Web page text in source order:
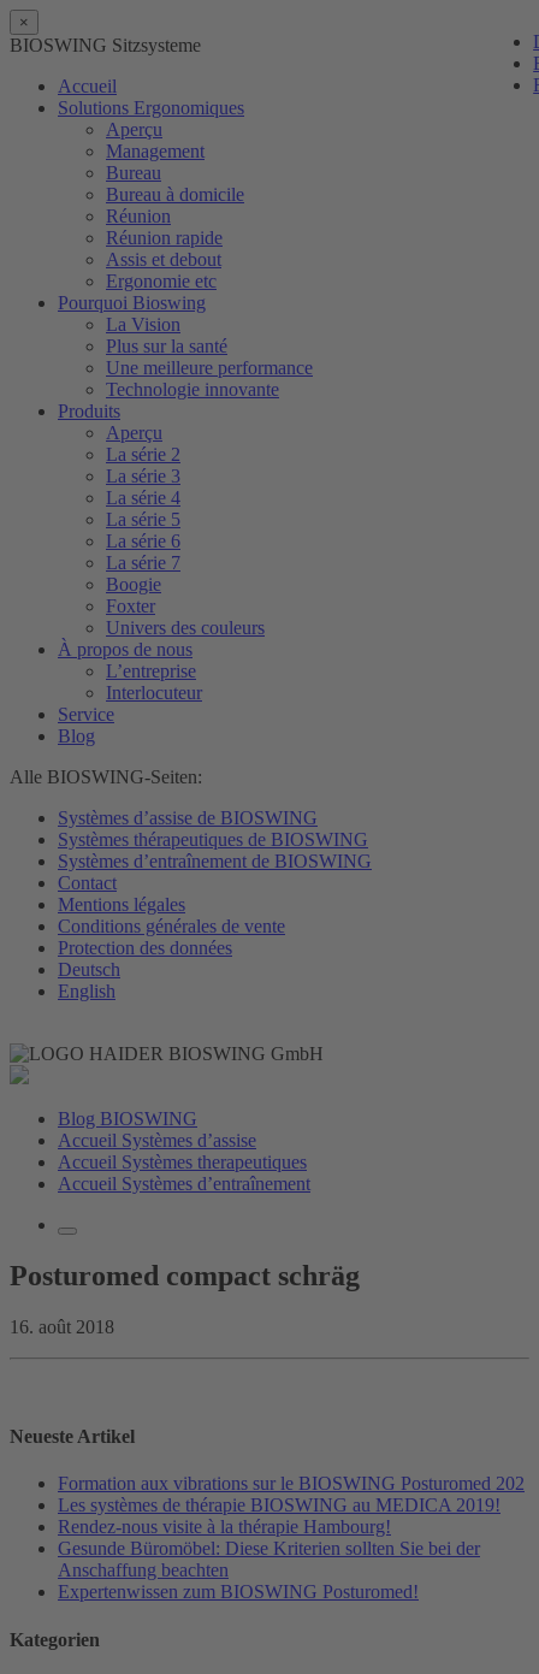
×
BIOSWING Sitzsysteme
Accueil
Solutions Ergonomiques
Aperçu
Management
Bureau
Bureau à domicile
Réunion
Réunion rapide
Assis et debout
Ergonomie etc
Pourquoi Bioswing
La Vision
Plus sur la santé
Une meilleure performance
Technologie innovante
Produits
Aperçu
La série 2
La série 3
La série 4
La série 5
La série 6
La série 7
Boogie
Foxter
Univers des couleurs
À propos de nous
L’entreprise
Interlocuteur
Service
Blog
Alle BIOSWING-Seiten:
Systèmes d’assise de BIOSWING
Systèmes thérapeutiques de BIOSWING
Systèmes d’entraînement de BIOSWING
Contact
Mentions légales
Conditions générales de vente
Protection des données
Deutsch
English
Blog BIOSWING
Accueil Systèmes d’assise
Accueil Systèmes therapeutiques
Accueil Systèmes d’entraînement
Posturomed compact schräg
16. août 2018
Neueste Artikel
Formation aux vibrations sur le BIOSWING Posturomed 202
Les systèmes de thérapie BIOSWING au MEDICA 2019!
Rendez-nous visite à la thérapie Hambourg!
Gesunde Büromöbel: Diese Kriterien sollten Sie bei der
Anschaffung beachten
Expertenwissen zum BIOSWING Posturomed!
Kategorien